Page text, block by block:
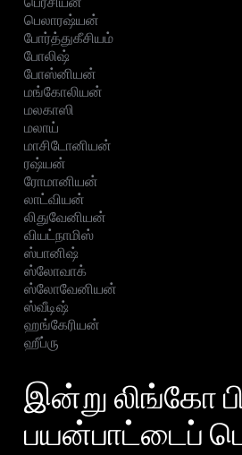
பெலாரஷ்யன்
போர்த்துகீசியம்
போலிஷ்
போஸ்னியன்
மங்கோலியன்
மலகாஸி
மலாய்
மாசிடோனியன்
ரஷ்யன்
ரோமானியன்
லாட்வியன்
லிதுவேனியன்
வியட்நாமிஸ்
ஸ்பானிஷ்
ஸ்லோவாக்
ஸ்லோவேனியன்
ஸ்வீடிஷ்
ஹங்கேரியன்
ஹீப்ரு
இன்று லிங்கோ
பயன்பாட்டைப்